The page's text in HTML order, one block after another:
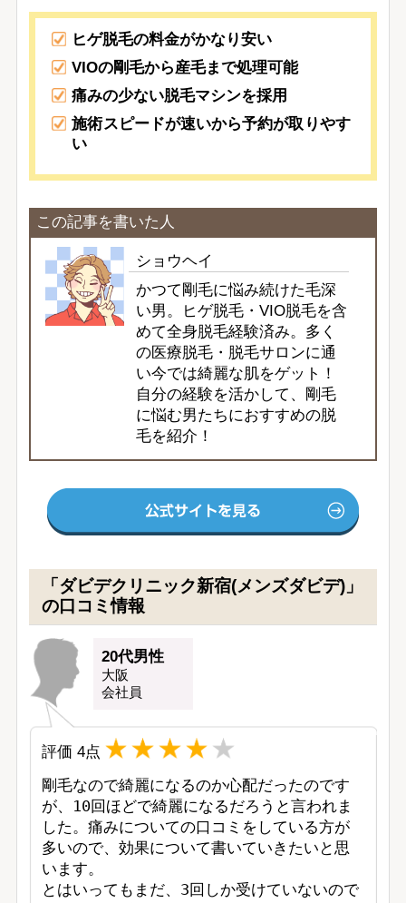
ヒゲ脱毛の料金がかなり安い
VIOの剛毛から産毛まで処理可能
痛みの少ない脱毛マシンを採用
施術スピードが速いから予約が取りやす
い
この記事を書いた人
ショウヘイ
かつて剛毛に悩み続けた毛深
い男。ヒゲ脱毛・VIO脱毛を含
めて全身脱毛経験済み。多く
の医療脱毛・脱毛サロンに通
い今では綺麗な肌をゲット！
自分の経験を活かして、剛毛
に悩む男たちにおすすめの脱
毛を紹介！
「ダビデクリニック新宿(メンズダビデ)」
の口コミ情報
20代男性
大阪
会社員
評価 4点
剛毛なので綺麗になるのか心配だったのです
が、10回ほどで綺麗になるだろうと言われま
した。痛みについての口コミをしている方が
多いので、効果について書いていきたいと思
います。
とはいってもまだ、3回しか受けていないので